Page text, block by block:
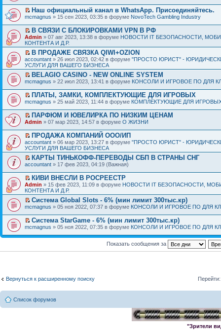
Наш официальный канал в WhatsApp. Присоединяйтесь.
mcmagnus » 15 сен 2023, 03:35 в форуме NovoTech Gambling Industry
В СВЯЗИ С БЛОКИРОВКАМИ VPN В РФ
Admin » 07 авг 2023, 13:38 в форуме НОВОСТИ IT БЕЗОПАСНОСТИ,
КОНТЕНТА И Д.Р.
В ПРОДАЖЕ СВЯЗКА QIWI+OZION
accountant » 26 июл 2023, 02:42 в форуме "ПРОСТО ЮРИСТ" -
УСЛУГИ ДЛЯ ВАШЕГО БИЗНЕСА
BELAGIO CASINO - NEW ONLINE SYSTEM
mcmagnus » 22 июл 2023, 13:41 в форуме КОНСОЛИ И ИГРОВОЕ ПО ДЛЯ
ПЛАТЫ, ЗАМКИ, КОМПЛЕКТУЮЩИЕ ДЛЯ ИГРОВЫХ
mcmagnus » 25 май 2023, 11:44 в форуме КОМПЛЕКТУЮЩИЕ ДЛЯ
ПАРФЮМ И ЮВЕЛИРКА ПО НИЗКИМ ЦЕНАМ
Admin » 07 мар 2023, 14:57 в форуме О ЖИЗНИ
ПРОДАЖА КОМПАНИЙ ООО/ИП
accountant » 06 мар 2023, 13:27 в форуме "ПРОСТО ЮРИСТ" -
УСЛУГИ ДЛЯ ВАШЕГО БИЗНЕСА
КАРТЫ ТИНЬКОФФ-ПЕРЕВОДЫ СБП В СТРАНЫ СНГ
accountant » 17 фев 2023, 04:19 (Важная)
КИВИ ВНЕСЛИ В РОСРЕЕСТР
Admin » 15 фев 2023, 11:09 в форуме НОВОСТИ IT БЕЗОПАСНОСТИ,
КОНТЕНТА И Д.Р.
Система Global Slots - 6% (мин лимит 300тыс.кр)
mcmagnus » 05 ноя 2022, 07:37 в форуме КОНСОЛИ И ИГРОВОЕ ПО ДЛЯ
Система StarGame - 6% (мин лимит 300тыс.кр)
mcmagnus » 05 ноя 2022, 07:35 в форуме КОНСОЛИ И ИГРОВОЕ ПО ДЛЯ
Показать сообщения за
Вернуться к расширенному поиску Перейти:
Список форумов
"Зрители